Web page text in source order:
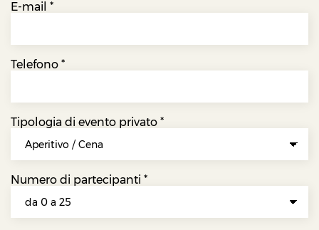
E-mail *
Telefono *
Tipologia di evento privato *
Numero di partecipanti *